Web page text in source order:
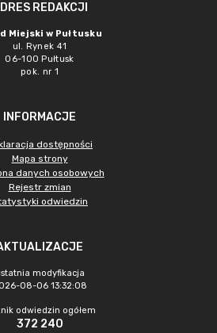
REDAKCJI
Miejski w Pułtusku
ul. Rynek 41
06-100 Pułtusk
pok. nr 1
INFORMACJE
dostępności
Mapa strony
danych osobowych
Rejestr zmian
odwiedzin
modyfikacja
08-06 13:32:08
odwiedzin ogółem
372 240